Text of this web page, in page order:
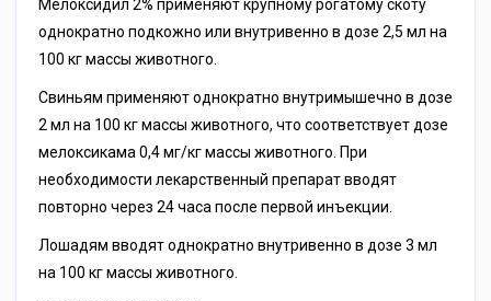
Мелоксидил 2% применяют крупному рогатому скоту
однократно подкожно или внутривенно в дозе 2,5 мл на
100 кг массы животного.
Свиньям применяют однократно внутримышечно в дозе
2 мл на 100 кг массы животного, что соответствует дозе
мелоксикама 0,4 мг/кг массы животного. При
необходимости лекарственный препарат вводят
повторно через 24 часа после первой инъекции.
Лошадям вводят однократно внутривенно в дозе 3 мл
на 100 кг массы животного.